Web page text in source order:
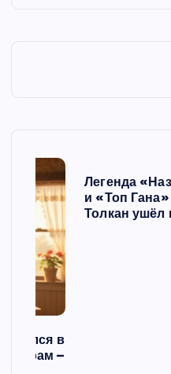
в
–
Легенда
и «Топ
Толкан ушёл